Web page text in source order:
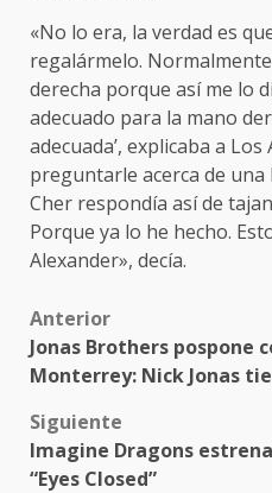
«No lo era, la verdad es
regalármelo.
derecha porque así me lo
adecuado para la mano
adecuada’, explicaba a
preguntarle acerca de
Cher respondía así de
Porque ya lo he hecho.
Alexander», decía.
Post
navigation
Anterior
Jonas Brothers pospone
Monterrey: Nick Jonas
Siguiente
Imagine Dragons
“Eyes Closed”